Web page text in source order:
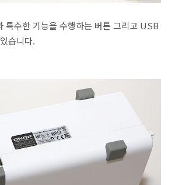
특수한 기능을 수행하는 버튼 그리고 USB
습니다.